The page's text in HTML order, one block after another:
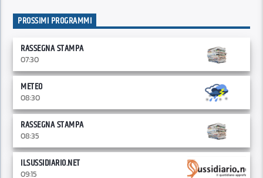
PROSSIMI PROGRAMMI
RASSEGNA STAMPA
07:30
METEO
08:30
RASSEGNA STAMPA
08:35
ILSUSSIDIARIO.NET
09:15